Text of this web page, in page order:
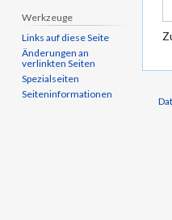
Werkzeuge
Links auf diese Seite
Änderungen an
verlinkten Seiten
Spezialseiten
Seiten­informationen